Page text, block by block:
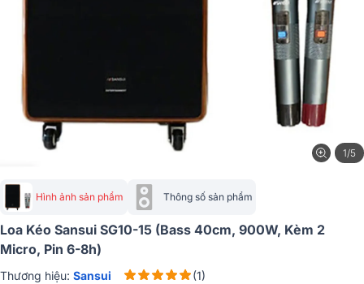
1/5
Hình ảnh sản phẩm Thông số sản phẩm
Loa Kéo Sansui SG10-15 (Bass 40cm, 900W, Kèm 2
Micro, Pin 6-8h)
Thương hiệu: Sansui (1)